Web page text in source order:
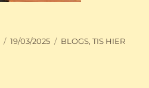
Geplaatst
19/03/2025 Categorieën
BLOGS,TIS HIER